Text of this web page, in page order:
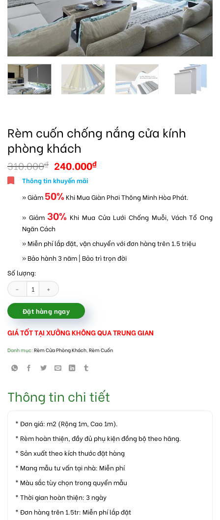
Rèm cuốn chống nắng cửa kính
phòng khách
310.000₫ 240.000₫
Thông tin khuyến mãi
» Giảm 50% Khi Mua Giàn Phơi Thông Minh Hòa Phát.
» Giảm 30% Khi Mua Cửa Lưới Chống Muỗi, Vách Tổ Ong
Ngăn Cách
» Miễn phí lắp đặt, vận chuyển với đơn hàng trên 1.5 triệu
» Bảo hành 3 năm | Bảo trì trọn đời
Số lượng:
Rèm cuốn chống nắng cửa kính phòng khách số lượng
Đặt hàng ngay
GIÁ TỐT TẠI XƯỞNG KHÔNG QUA TRUNG GIAN
Danh mục: Rèm Cửa Phòng Khách, Rèm Cuốn
Thông tin chi tiết
* Đơn giá: m2 (Rộng 1m, Cao 1m).
* Rèm hoàn thiện, đầy đủ phụ kiện đồng bộ theo hãng.
* Sản xuất theo kích thước đặt hàng
* Mang mẫu tư vấn tại nhà: Miễn phí
* Màu sắc tùy chọn trong quyển mẫu
* Thời gian hoàn thiện: 3 ngày
* Đơn hàng trên 1.5tr: Miễn phí lắp đặt